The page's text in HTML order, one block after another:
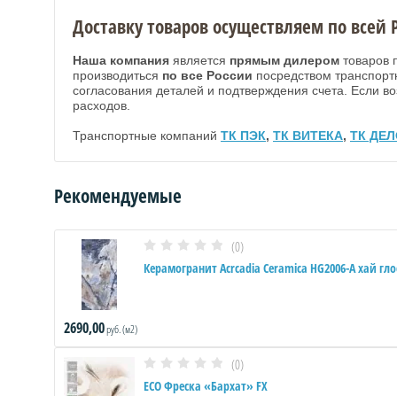
Доставку товаров осуществляем по
Наша компания является прямым дилером товаров
производиться по все России посредством
согласования деталей и подтверждения счета. Если
расходов.
Транспортные компаний ТК ПЭК, ТК ВИТЕКА, ТК
Рекомендуемые
(0)
Керамогранит Acrcadia Ceramica HG2006-A хай
2690,00руб. (м2)
(0)
ECO Фреска «Бархат» FX